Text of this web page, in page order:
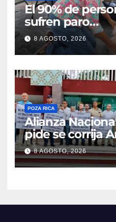
El 90% de
sufren paro
8 AGOSTO, 2026
POZA RICA
Alianza
pide se corrija
8 AGOSTO, 2026